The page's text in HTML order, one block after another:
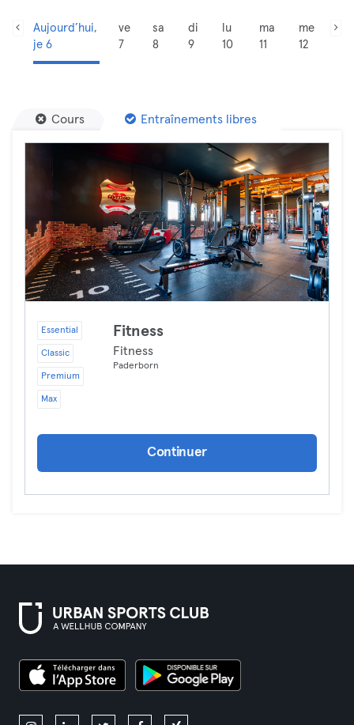
Aujourd’hui,
je 6
ve
7
sa
8
di
9
lu
10
ma
11
me
12
Cours Entraînements libres
Essential
Classic
Premium
Max
Fitness
Fitness
Paderborn
Continuer